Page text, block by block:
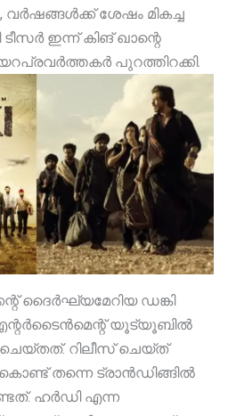
ശേഷം മികച്ച
ഇന്ന് കിങ് ഖാന്റെ
പുറത്തിറക്കി.
ദൈർഘ്യമേറിയ ഡങ്കി
യൂട്യൂബിൽ
ചെയ്തത്. റിലീസ് ചെയ്ത്
തന്നെ ട്രാൻഡിങ്ങിൽ
ഹർഡി എന്ന